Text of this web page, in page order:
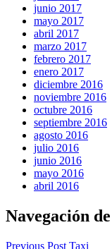
junio 2017
mayo 2017
abril 2017
marzo 2017
febrero 2017
enero 2017
diciembre 2016
noviembre 2016
octubre 2016
septiembre 2016
agosto 2016
julio 2016
junio 2016
mayo 2016
abril 2016
Navegación
Previous Post Taxi